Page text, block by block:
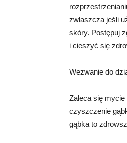
zwłaszcza jeśli
skóry. Postępuj
i cieszyć się
Wezwanie do
Zaleca się
czyszczenie
gąbka to